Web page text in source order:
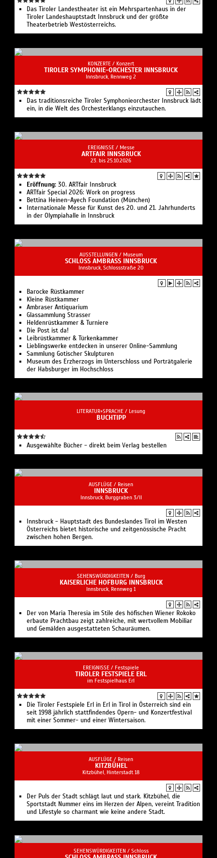
Das Tiroler Landestheater ist ein Mehrspartenhaus in der
Tiroler Landeshauptstadt Innsbruck und der größte
Theaterbetrieb Westösterreichs.
KONZERTE / Konzert
TIROLER SYMPHONIE-ORCHESTER INNSBRUCK
Innsbruck, Rennweg 2
Das traditionsreiche Tiroler Symphonieorchester Innsbruck lädt
ein, in die Welt des Orchesterklangs einzutauchen.
EREIGNISSE / Messe
ARTFAIR INNSBRUCK
23. bis 25.10.2026
Eröffnung: 30. ARTfair Innsbruck
ARTfair Special 2026: Work on progress
Bettina Heinen-Ayech Foundation (München)
Internationale Messe für Kunst des 20. und 21. Jahrhunderts
in der Olympiahalle in Innsbruck
AUSSTELLUNGEN / Museum
SCHLOSS AMBRASS INNSBRUCK
Innsbruck, Schlossstraße 20
Barocke Rüstkammer
Kleine Rüstkammer
Ambraser Antiquarium
Glassammlung Strasser
Heldenrüstkammer & Turniere
Die Post ist da!
Leibrüstkammer & Türkenkammer
Lieblingswerke entdecken in unserer Online-Sammlung
Sammlung Gotischer Skulpturen
Museum des Erzherzogs im Unterschloss und Porträtgalerie
der Habsburger im Hochschloss
LITERATUR+SPRACHE / Lesung
BUCHTIPP
Ausgewählte Bücher - direkt beim Verlag bestellen
AUSFLÜGE / Reisen
INNSBRUCK
Innsbruck, Burggraben 3/II
Innsbruck - Hauptstadt des Bundeslandes Tirol im Westen
Österreichs bietet historische und zeitgenössische Pracht
zwischen hohen Bergen.
SEHENSWÜRDIGKEITEN / Burg
KAISERLICHE HOFBURG INNSBRUCK
Innsbruck, Rennweg 1
Der von Maria Theresia im Stile des höfischen Wiener Rokoko
erbaute Prachtbau zeigt zahlreiche, mit wertvollem Mobiliar
und Gemälden ausgestatteten Schauräumen.
EREIGNISSE / Festspiele
TIROLER FESTSPIELE ERL
im Festspielhaus Erl
Die Tiroler Festspiele Erl in Erl in Tirol in Österreich sind ein
seit 1998 jährlich stattfindendes Opern- und Konzertfestival
mit einer Sommer- und einer Wintersaison.
AUSFLÜGE / Reisen
KITZBÜHEL
Kitzbühel, Hinterstadt 18
Der Puls der Stadt schlägt laut und stark. Kitzbühel, die
Sportstadt Nummer eins im Herzen der Alpen, vereint Tradition
und Lifestyle so charmant wie keine andere Stadt.
SEHENSWÜRDIGKEITEN / Schloss